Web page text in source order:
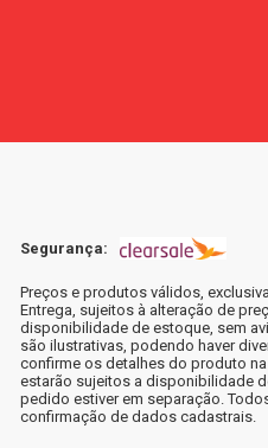
Segurança:
Preços e produtos válidos,
Entrega, sujeitos à alteração de
disponibilidade de estoque, sem
são ilustrativas, podendo haver
confirme os detalhes do produto
estarão sujeitos a disponibilidade
pedido estiver em separação.
confirmação de dados cadastrais.